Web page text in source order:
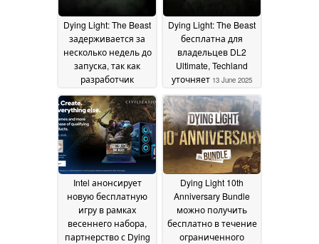
Dying Light: The Beast
задерживается за
несколько недель до
запуска, так как
разработчик
стремится
доработать игру
перед релизом26 July
2025
Dying Light: The Beast
бесплатна для
владельцев DL2
Ultimate, Techland
уточняет 13 June 2025
Intel анонсирует
новую бесплатную
игру в рамках
весеннего набора,
партнерство с Dying
Dying Light 10th
Anniversary Bundle
можно получить
бесплатно в течение
ограниченного